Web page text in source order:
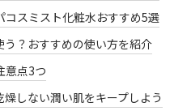
コスミスト化粧水おすすめ5選
？おすすめの使い方を紹介
意点3つ
しない潤い肌をキープしよう